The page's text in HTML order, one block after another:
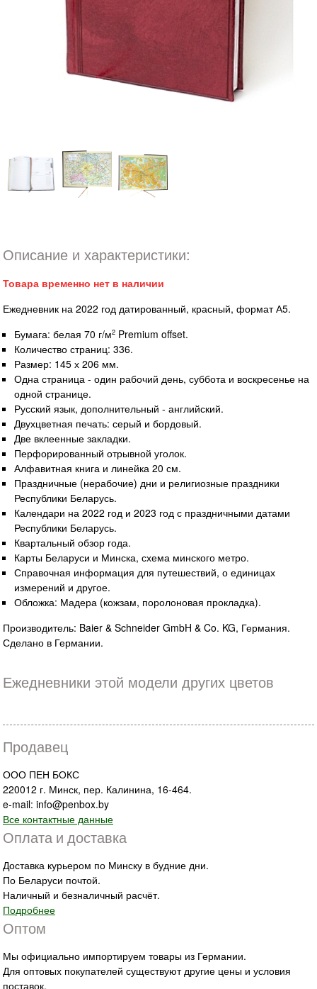
Описание и характеристики:
Товара временно нет в наличии
Ежедневник на 2022 год датированный, красный, формат А5.
Бумага: белая 70 г/м2 Premium offset.
Количество страниц: 336.
Размер: 145 х 206 мм.
Одна страница - один рабочий день, суббота и воскресенье на
одной странице.
Русский язык, дополнительный - английский.
Двухцветная печать: серый и бордовый.
Две вклеенные закладки.
Перфорированный отрывной уголок.
Алфавитная книга и линейка 20 см.
Праздничные (нерабочие) дни и религиозные праздники
Республики Беларусь.
Календари на 2022 год и 2023 год с праздничными датами
Республики Беларусь.
Квартальный обзор года.
Карты Беларуси и Минска, схема минского метро.
Справочная информация для путешествий, о единицах
измерений и другое.
Обложка: Мадера (кожзам, поролоновая прокладка).
Производитель: Baier & Schneider GmbH & Co. KG, Германия.
Сделано в Германии.
Ежедневники этой модели других цветов
Продавец
ООО ПЕН БОКС
220012 г. Минск, пер. Калинина, 16-464.
e-mail: info@penbox.by
Все контактные данные
Оплата и доставка
Доставка курьером по Минску в будние дни.
По Беларуси почтой.
Наличный и безналичный расчёт.
Подробнее
Оптом
Мы официально импортируем товары из Германии.
Для оптовых покупателей существуют другие цены и условия
поставок.